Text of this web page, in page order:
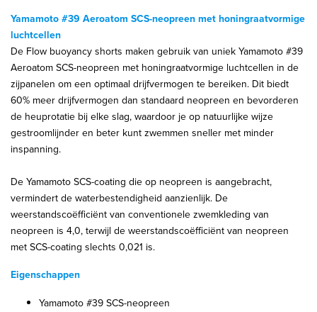
Yamamoto #39 Aeroatom SCS-neopreen met honingraatvormige
luchtcellen
De Flow buoyancy shorts maken gebruik van uniek Yamamoto #39
Aeroatom SCS-neopreen met honingraatvormige luchtcellen in de
zijpanelen om een ​​optimaal drijfvermogen te bereiken. Dit biedt
60% meer drijfvermogen dan standaard neopreen en bevorderen
de heuprotatie bij elke slag, waardoor je op natuurlijke wijze
gestroomlijnder en beter kunt zwemmen sneller met minder
inspanning.
De Yamamoto SCS-coating die op neopreen is aangebracht,
vermindert de waterbestendigheid aanzienlijk. De
weerstandscoëfficiënt van conventionele zwemkleding van
neopreen is 4,0, terwijl de weerstandscoëfficiënt van neopreen
met SCS-coating slechts 0,021 is.
Eigenschappen
Yamamoto #39 SCS-neopreen